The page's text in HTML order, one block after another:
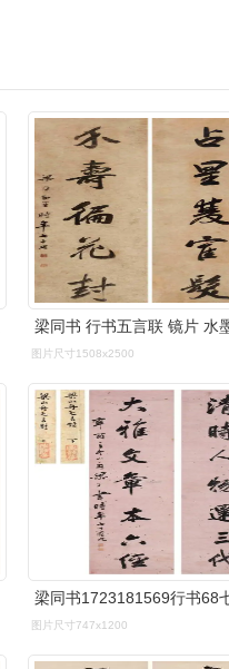
梁同书 行书五言联 镜片 水
图片尺寸1508x2500
梁同书1723181569行书68
图片尺寸747x1200